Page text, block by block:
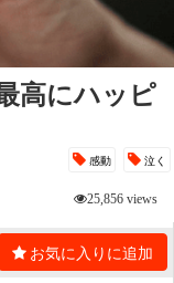
高にハッピ
感動 泣く
25,856 views
お気に入りに追加